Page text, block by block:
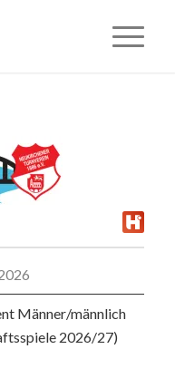
Männer/männlich
2026/27)